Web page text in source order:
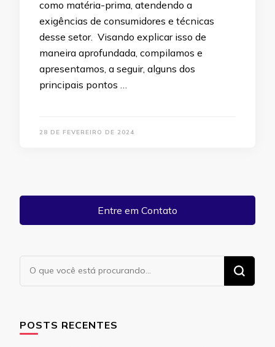
como matéria-prima, atendendo a
exigências de consumidores e técnicas
desse setor. Visando explicar isso de
maneira aprofundada, compilamos e
apresentamos, a seguir, alguns dos
principais pontos …
28 DE FEVEREIRO DE 2024
Entre em Contato
Procurando
POSTS RECENTES